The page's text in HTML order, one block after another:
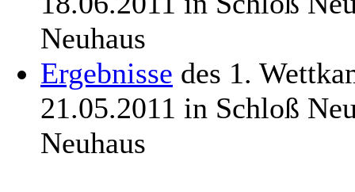
Neuhaus
Ergebnisse des 1.
21.05.2011 in Schloß
Neuhaus